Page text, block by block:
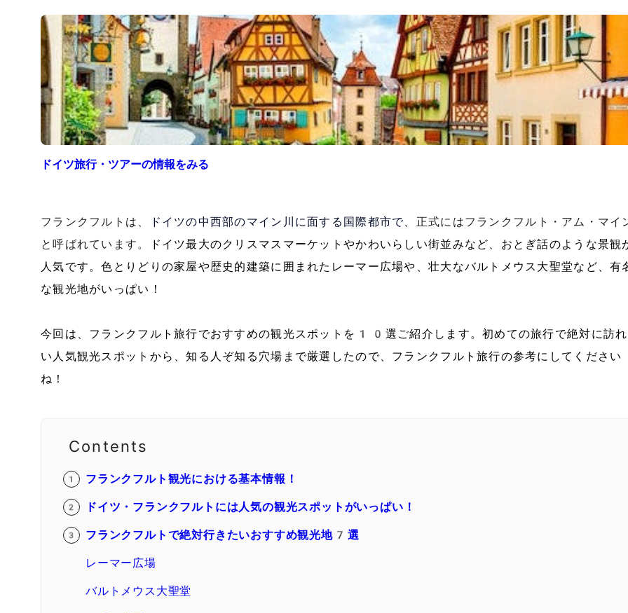
ドイツ旅行・ツアーの情報をみる
フランクフルトは、 ドイツの中西部のマイン川に面する国際都市で、 正式にはフランクフルト・アム・マイ
と呼ばれています。
ドイツ最大のクリスマスマーケットやかわいらしい街並みなど、おとぎ話のような景観
人気です。色とりどりの家屋や歴史的建築に囲まれたレーマー広場や、壮大なバルトメウス大聖堂など、有
な観光地がいっぱい！
今回は、フランクフルト旅行でおすすめの観光スポットを10選ご紹介します。初めての旅行で絶対に訪
い人気観光スポットから、知る人ぞ知る穴場まで厳選したので、フランクフルト旅行の参考にしてください
ね！
Contents
フランクフルト観光における基本情報！
ドイツ・フランクフルトには人気の観光スポットがいっぱい！
フランクフルトで絶対行きたいおすすめ観光地7選
レーマー広場
バルトメウス大聖堂